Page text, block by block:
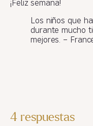
¡Feliz semana!
Los niños que
durante mucho
mejores. –
4 respuestas